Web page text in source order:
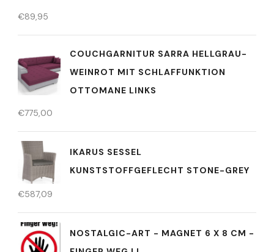
€89,95
COUCHGARNITUR SARRA HELLGRAU-
WEINROT MIT SCHLAFFUNKTION
OTTOMANE LINKS
€775,00
IKARUS SESSEL
KUNSTSTOFFGEFLECHT STONE-GREY
€587,09
NOSTALGIC-ART - MAGNET 6 X 8 CM -